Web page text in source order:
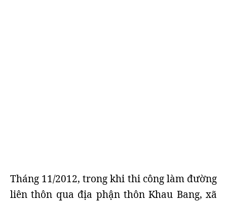
Tháng 11/2012, trong khi thi công làm đường
liên thôn qua địa phận thôn Khau Bang, xã